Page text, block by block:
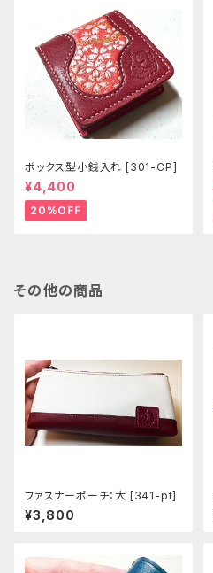
ボックス型小銭入れ [301-CP]
¥4,400
20%OFF
その他の商品
ファスナーポーチ：大 [341-pt]
¥3,800